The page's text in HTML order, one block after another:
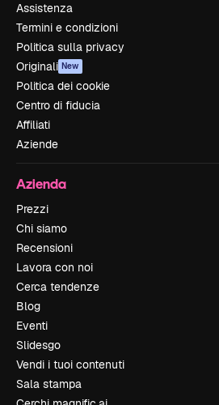
Assistenza
Termini e condizioni
Politica sulla privacy
Originali New
Politica dei cookie
Centro di fiducia
Affiliati
Aziende
Azienda
Prezzi
Chi siamo
Recensioni
Lavora con noi
Cerca tendenze
Blog
Eventi
Slidesgo
Vendi i tuoi contenuti
Sala stampa